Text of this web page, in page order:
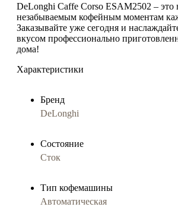
DeLonghi Caffe Corso ESAM2502 –
незабываемым кофейным моментам
Заказывайте уже сегодня и
вкусом профессионально
дома!
Характеристики
Бренд
DeLonghi
Состояние
Сток
Тип кофемашины
Автоматическая